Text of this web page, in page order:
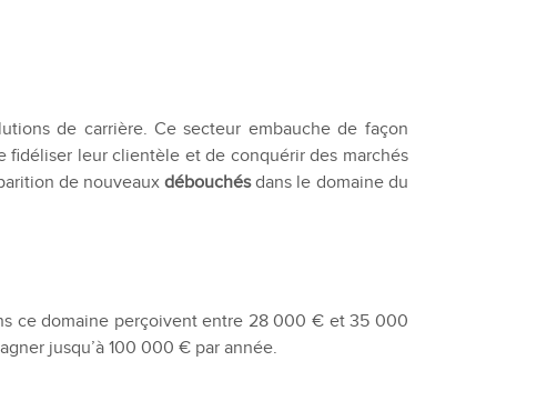
de carrière. Ce secteur embauche de façon
leur clientèle et de conquérir des marchés
de nouveauxdébouchésdans le domaine du
ce domaine perçoivent entre 28 000 € et 35 000
jusqu’à 100 000 € par année.